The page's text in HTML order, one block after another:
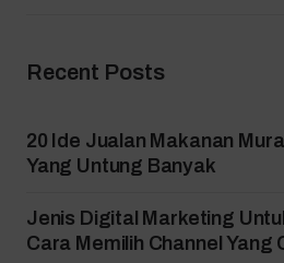
Recent Posts
20 Ide Jualan Makanan
Yang Untung Banyak
Jenis Digital Marketing
Cara Memilih Channel Yang